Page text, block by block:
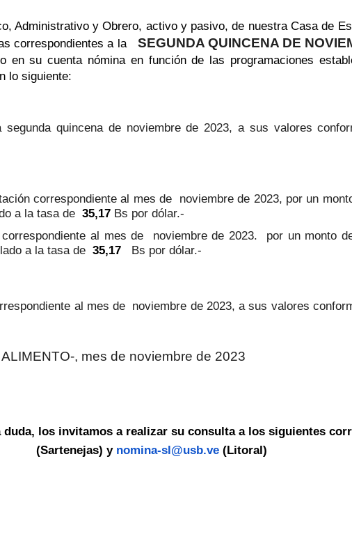
Administrativo y Obrero, activo y pasivo, de nuestra Casa de
correspondientes a la SEGUNDA QUINCENA DE
en su cuenta nómina en función de las programaciones
lo siguiente:
segunda quincena de noviembre de 2023, a sus valores
correspondiente al mes de noviembre de 2023, por un
a la tasa de 35,17 Bs por dólar.-
correspondiente al mes de noviembre de 2023. por un monto
a la tasa de 35,17Bs por dólar.-
al mes de noviembre de 2023, a sus valores
, mes de noviembre de 2023
duda, los invitamos a realizar su consulta a los siguientes
(Sartenejas) y nomina-sl@usb.ve (Litoral)